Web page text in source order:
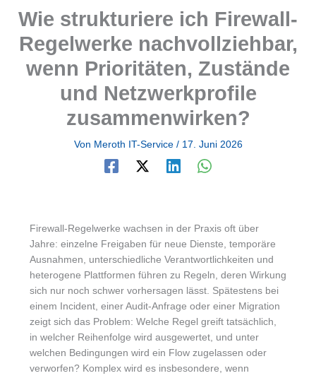
Wie strukturiere ich Firewall-
Regelwerke nachvollziehbar,
wenn Prioritäten, Zustände
und Netzwerkprofile
zusammenwirken?
Von Meroth IT-Service / 17. Juni 2026
Firewall-Regelwerke wachsen in der Praxis oft über
Jahre: einzelne Freigaben für neue Dienste, temporäre
Ausnahmen, unterschiedliche Verantwortlichkeiten und
heterogene Plattformen führen zu Regeln, deren Wirkung
sich nur noch schwer vorhersagen lässt. Spätestens bei
einem Incident, einer Audit-Anfrage oder einer Migration
zeigt sich das Problem: Welche Regel greift tatsächlich,
in welcher Reihenfolge wird ausgewertet, und unter
welchen Bedingungen wird ein Flow zugelassen oder
verworfen? Komplex wird es insbesondere, wenn